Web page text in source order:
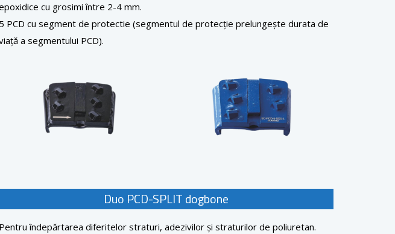
cu grosimi între 2-4 mm.
5 PCD cu segment de protectie (segmentul de protecție prelungește durata de
a segmentului PCD).
Duo PCD-SPLIT dogbone
Pentru îndepărtarea diferitelor straturi, adezivilor și straturilor de poliuretan.